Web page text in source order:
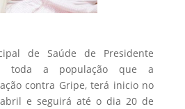
de Saúde de Presidente
toda a população que a
contra Gripe, terá inicio no
e seguirá até o dia 20 de